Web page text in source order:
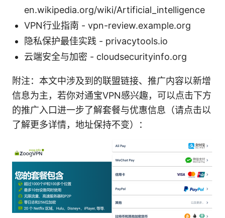
en.wikipedia.org/wiki/Artificial_intelligence
VPN行业指南 - vpn-review.example.org
隐私保护最佳实践 - privacytools.io
云端安全与加密 - cloudsecurityinfo.org
附注：本文中涉及到的联盟链接、推广内容以新增
信息为主，若你对通宝VPN感兴趣，可以点击下方
的推广入口进一步了解套餐与优惠信息（请点击以
了解更多详情，地址保持不变）：